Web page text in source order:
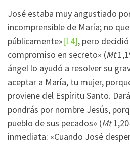
José estaba muy angustiado
incomprensible de María; no
públicamente»[14], pero
compromiso en secreto» (Mt
ángel lo ayudó a resolver su
aceptar a María, tu mujer,
proviene del Espíritu Santo.
pondrás por nombre Jesús,
pueblo de sus pecados» (Mt
inmediata: «Cuando José